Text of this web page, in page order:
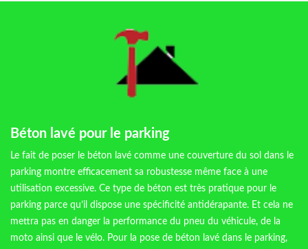
Béton lavé pour le parking
Le fait de poser le béton lavé comme une couverture du sol dans le
parking montre efficacement sa robustesse même face à une
utilisation excessive. Ce type de béton est très pratique pour le
parking parce qu’il dispose une spécificité antidérapante. Et cela ne
mettra pas en danger la performance du pneu du véhicule, de la
moto ainsi que le vélo. Pour la pose de béton lavé dans le parking,